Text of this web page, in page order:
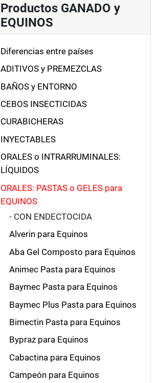
Productos GANADO y
EQUINOS
Diferencias entre países
ADITIVOS y PREMEZCLAS
BAÑOS y ENTORNO
CEBOS INSECTICIDAS
CURABICHERAS
INYECTABLES
ORALES o INTRARRUMINALES:
LÍQUIDOS
ORALES: PASTAS o GELES para
EQUINOS
- CON ENDECTOCIDA
Alverin para Equinos
Aba Gel Composto para Equinos
Animec Pasta para Equinos
Baymec Pasta para Equinos
Baymec Plus Pasta para Equinos
Bimectin Pasta para Equinos
Bypraz para Equinos
Cabactina para Equinos
Campeón para Equinos